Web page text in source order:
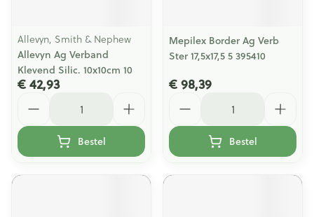
Allevyn, Smith & Nephew
Allevyn Ag Verband
Klevend Silic. 10x10cm 10
€ 42,93
Bestel
Mepilex Border Ag Verb
Ster 17,5x17,5 5 395410
€ 98,39
Bestel